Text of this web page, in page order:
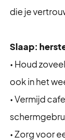
die je
Slaap:
• Houd
ook in het
• Vermijd
• Zorg voor